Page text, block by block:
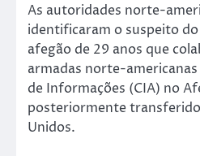
As autoridades norte-
identificaram o suspeito
afegão de 29 anos que
armadas norte-
de Informações (CIA) no
posteriormente
Unidos.